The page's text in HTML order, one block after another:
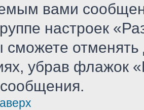
вами
настроек
сможете
убрав флажок